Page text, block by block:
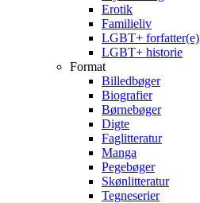
Erotik
Familieliv
LGBT+ forfatter(e)
LGBT+ historie
Format
Billedbøger
Biografier
Børnebøger
Digte
Faglitteratur
Manga
Pegebøger
Skønlitteratur
Tegneserier